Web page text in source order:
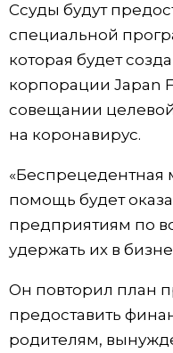
Политика
Экономика
Общество
Культура
Токио
Японский
Семья
Еда и напитки
Ссуды будут
специальной
которая будет
корпорации Japan
совещании
на коронавирус.
помощь будет
предприятиям по
удержать их в
Он повторил план
предоставить
родителям,